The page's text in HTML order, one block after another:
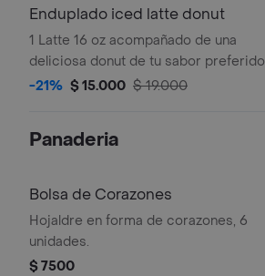
Enduplado iced latte donut
1 Latte 16 oz acompañado de una
deliciosa donut de tu sabor preferido
-21% $ 15.000 $ 19.000
Panaderia
Bolsa de Corazones
Hojaldre en forma de corazones, 6
unidades.
$ 7500